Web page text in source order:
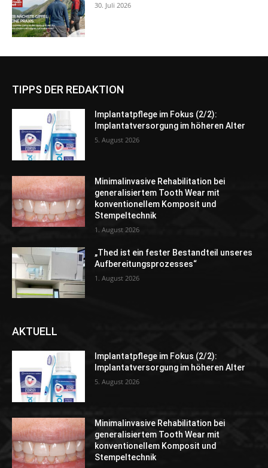
30. Juli 2026
TIPPS DER REDAKTION
Implantatpflege im Fokus (2/2):
Implantatversorgung im höheren Alter
5. August 2026
Minimalinvasive Rehabilitation bei
generalisiertem Tooth Wear mit
konventionellem Komposit und
Stempeltechnik
1. August 2026
„Thed ist ein fester Bestandteil unseres
Aufbereitungsprozesses“
1. August 2026
AKTUELL
Implantatpflege im Fokus (2/2):
Implantatversorgung im höheren Alter
5. August 2026
Minimalinvasive Rehabilitation bei
generalisiertem Tooth Wear mit
konventionellem Komposit und
Stempeltechnik